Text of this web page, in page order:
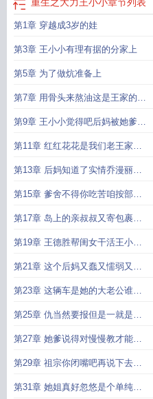
第1章 穿越成3岁的娃
第3章 王小小有理有据的分家上
第5章 为了做炕准备上
第7章 用骨头来熬油这是王家的秘
密
第9章 王小小觉得吧后妈被她爹吃
得死死的太没有了
第11章 红红花花是我们老王家的
人后妈暴打亲姐
第13章 后妈知道了实情乔漫丽你
的命是老王家的你敢死死看
第15章 爹舍不得你吃苦咱按部就
班读完书读完正好工作
第17章 岛上的亲叔叔又寄包裹来
了大院人嫉妒拆vs不拆
第19章 王德胜帮闺女干活王小小
请小弟吃饭
第21章 这个后妈又蠢又懦弱又娇
气她本能挡在他们前面
第23章 这辆车是她的大老公谁来
借都不行亲爹来都不借
第25章 仇当然要报但是一就是一
二就是二你爹我是一个兵
第27章 她爹说得对慢慢教才能让
这份义务帮忙的价值最大化
第29章 祖宗你闭嘴吧再说下去你
男人也要去跪墙壁了
第31章 她姐真好忽悠是个单纯热